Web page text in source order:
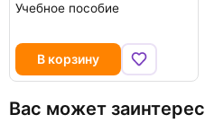
Учебное пособие
В корзину
Вас может